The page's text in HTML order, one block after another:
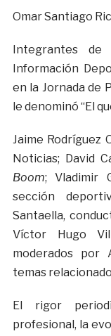
Omar Santiago
Integrantes
Información
en la Jornada de
le denominó “El
Jaime Rodríguez
Noticias; David
Boom; Vladimir
sección
Santaella,
Víctor Hugo
moderados por
temas
El rigor
profesional, la